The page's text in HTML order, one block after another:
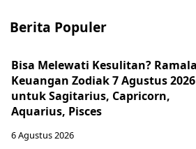
Berita Populer
Bisa Melewati Kesulitan?
Keuangan Zodiak 7 Agustus 2026
untuk Sagitarius, Capricorn,
Aquarius, Pisces
6 Agustus 2026